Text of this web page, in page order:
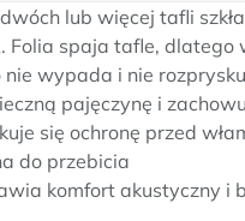
dwóch lub więcej tafli
Folia spaja tafle, dlatego
nie wypada i nie
pajęczynę i
się ochronę przed
do przebicia
komfort akustyczny i